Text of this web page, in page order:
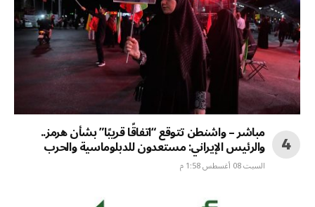
مباشر – واشنطن تتوقع “اتفاقًا قريبًا” بشأن هرمز..
والرئيس الإيراني: مستعدون للدبلوماسية والحرب
السبت 08 أغسطس 1:58 م